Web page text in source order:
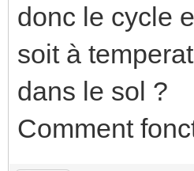
donc le cycle
soit à
dans le sol ?
Comment